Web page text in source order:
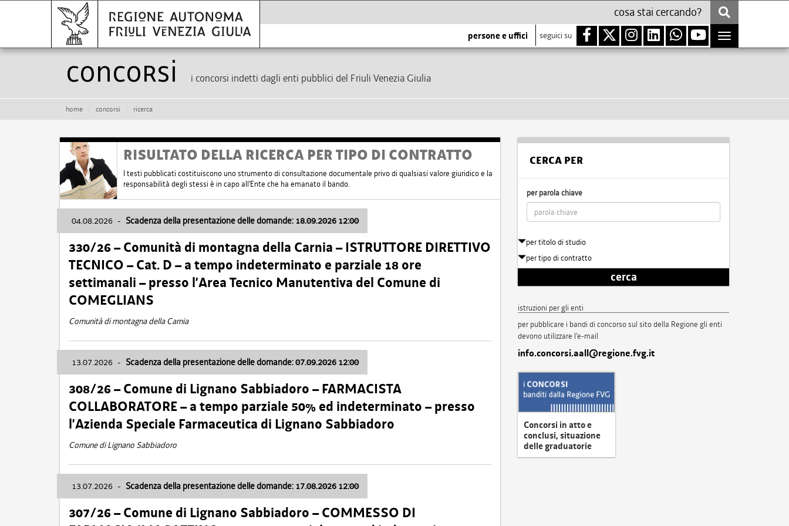
persone e uffici seguici su
Toggle
navigation
Concorsi i concorsi indetti dagli enti pubblici del Friuli Venezia Giulia
home concorsi ricerca
RISULTATO DELLA RICERCA PER TIPO DI CONTRATTO
I testi pubblicati costituiscono uno strumento di consultazione documentale privo di qualsiasi valore giuridico e la
responsabilità degli stessi è in capo all'Ente che ha emanato il bando.
04.08.2026 - Scadenza della presentazione delle domande: 18.09.2026 12:00
330/26 – Comunità di montagna della Carnia – ISTRUTTORE DIRETTIVO
TECNICO – Cat. D – a tempo indeterminato e parziale 18 ore
settimanali – presso l’Area Tecnico Manutentiva del Comune di
COMEGLIANS
Comunità di montagna della Carnia
13.07.2026 - Scadenza della presentazione delle domande: 07.09.2026 12:00
308/26 – Comune di Lignano Sabbiadoro – FARMACISTA
COLLABORATORE – a tempo parziale 50% ed indeterminato – presso
l’Azienda Speciale Farmaceutica di Lignano Sabbiadoro
Comune di Lignano Sabbiadoro
13.07.2026 - Scadenza della presentazione delle domande: 17.08.2026 12:00
307/26 – Comune di Lignano Sabbiadoro – COMMESSO DI
CERCA PER
per parola chiave
per titolo di studio
per tipo di contratto
cerca
istruzioni per gli enti
per pubblicare i bandi di concorso sul sito della Regione gli enti
devono utilizzare l'e-mail
info.concorsi.aall@regione.fvg.it
Concorsi in atto e
conclusi, situazione
delle graduatorie